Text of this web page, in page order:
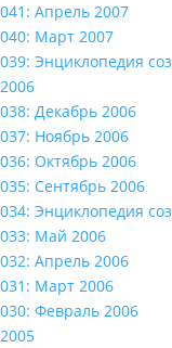
041: Апрель 2007
040: Март 2007
039: Энциклопедия
2006
038: Декабрь 2006
037: Ноябрь 2006
036: Октябрь 2006
035: Сентябрь 2006
034: Энциклопедия
033: Май 2006
032: Апрель 2006
031: Март 2006
030: Февраль 2006
2005